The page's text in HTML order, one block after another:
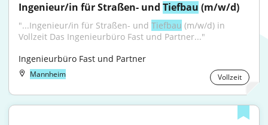
Ingenieur/in für Straßen- und Tiefbau (m/w/d)
"...Ingenieur/in für Straßen- und Tiefbau (m/w/d) in
Vollzeit Das Ingenieurbüro Fast und Partner..."
Ingenieurbüro Fast und Partner
Mannheim Vollzeit